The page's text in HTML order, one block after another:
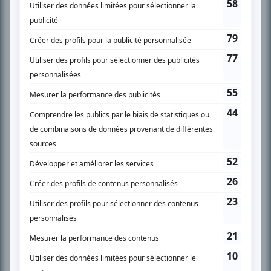
SUR LE RÉSEAU BIZZ MÉDIA
Accueil
Liste des oeuvres
Liste des comédiens
Recherche avancée
À propos
Nous contacter
Termes et conditions
Politique de confidentialité